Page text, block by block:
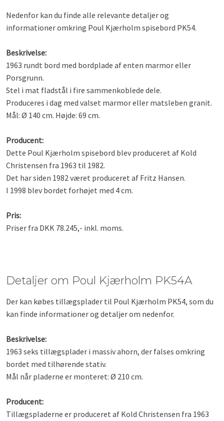
Nedenfor kan du finde alle relevante detaljer og
informationer omkring Poul Kjærholm spisebord PK54.
Beskrivelse:
1963 rundt bord med bordplade af enten marmor eller
Porsgrunn.
Stel i mat fladstål i fire sammenkoblede dele.
Produceres i dag med valset marmor eller matsleben granit.
Mål: Ø 140 cm. Højde: 69 cm.
Producent:
Dette Poul Kjærholm spisebord blev produceret af Kold
Christensen fra 1963 til 1982.
Det har siden 1982 været produceret af Fritz Hansen.
I 1998 blev bordet forhøjet med 4 cm.
Pris:
Priser fra DKK 78.245,- inkl. moms.
Detaljer om Poul Kjærholm PK54A
Der kan købes tillægsplader til Poul Kjærholm PK54, som du
kan finde informationer og detaljer om nedenfor.
Beskrivelse:
1963 seks tillægsplader i massiv ahorn, der falses omkring
bordet med tilhørende stativ.
Mål når pladerne er monteret: Ø 210 cm.
Producent:
Tillægspladerne er produceret af Kold Christensen fra 1963